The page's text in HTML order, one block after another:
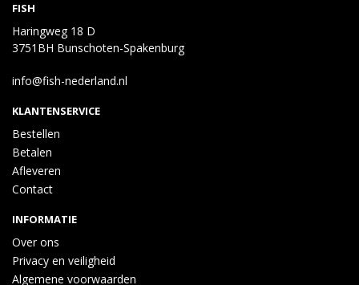
FISH
Haringweg 18 D
3751BH Bunschoten-Spakenburg
info@fish-nederland.nl
KLANTENSERVICE
Bestellen
Betalen
Afleveren
Contact
INFORMATIE
Over ons
Privacy en veiligheid
Algemene voorwaarden